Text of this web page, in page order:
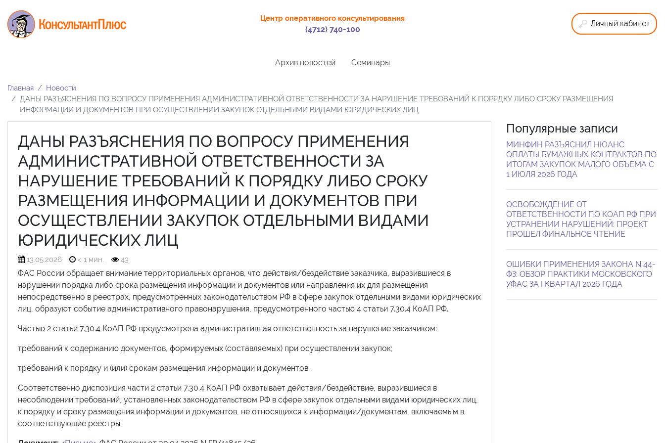
Центр оперативного консультирования
(4712) 740-100
Личный кабинет
Архив новостей Семинары
Главная
Новости
ДАНЫ РАЗЪЯСНЕНИЯ ПО ВОПРОСУ ПРИМЕНЕНИЯ АДМИНИСТРАТИВНОЙ ОТВЕТСТВЕННОСТИ ЗА НАРУШЕНИЕ ТРЕБОВАНИЙ К ПОРЯДКУ ЛИБО СРОКУ РАЗМЕЩЕНИЯ
ИНФОРМАЦИИ И ДОКУМЕНТОВ ПРИ ОСУЩЕСТВЛЕНИИ ЗАКУПОК ОТДЕЛЬНЫМИ ВИДАМИ ЮРИДИЧЕСКИХ ЛИЦ
ДАНЫ РАЗЪЯСНЕНИЯ ПО ВОПРОСУ ПРИМЕНЕНИЯ
АДМИНИСТРАТИВНОЙ ОТВЕТСТВЕННОСТИ ЗА
НАРУШЕНИЕ ТРЕБОВАНИЙ К ПОРЯДКУ ЛИБО СРОКУ
РАЗМЕЩЕНИЯ ИНФОРМАЦИИ И ДОКУМЕНТОВ ПРИ
ОСУЩЕСТВЛЕНИИ ЗАКУПОК ОТДЕЛЬНЫМИ ВИДАМИ
ЮРИДИЧЕСКИХ ЛИЦ
13.05.2026 < 1 мин. 43
ФАС России обращает внимание территориальных органов, что действия/бездействие заказчика, выразившиеся в
нарушении порядка либо срока размещения информации и документов или направления их для размещения
непосредственно в реестрах, предусмотренных законодательством РФ в сфере закупок отдельными видами юридических
лиц, образуют событие административного правонарушения, предусмотренного частью 4 статьи 7.30.4 КоАП РФ.
Частью 2 статьи 7.30.4 КоАП РФ предусмотрена административная ответственность за нарушение заказчиком:
требований к содержанию документов, формируемых (составляемых) при осуществлении закупок;
требований к порядку и (или) срокам размещения информации и документов.
Соответственно диспозиция части 2 статьи 7.30.4 КоАП РФ охватывает действия/бездействие, выразившиеся в
несоблюдении требований, установленных законодательством РФ в сфере закупок отдельными видами юридических лиц,
к порядку и сроку размещения информации и документов, не относящихся к информации/документам, включаемым в
соответствующие реестры.
Популярные записи
МИНФИН РАЗЪЯСНИЛ НЮАНС
ОПЛАТЫ БУМАЖНЫХ КОНТРАКТОВ ПО
ИТОГАМ ЗАКУПОК МАЛОГО ОБЪЕМА С
1 ИЮЛЯ 2026 ГОДА
ОСВОБОЖДЕНИЕ ОТ
ОТВЕТСТВЕННОСТИ ПО КОАП РФ ПРИ
УСТРАНЕНИИ НАРУШЕНИЙ: ПРОЕКТ
ПРОШЕЛ ФИНАЛЬНОЕ ЧТЕНИЕ
ОШИБКИ ПРИМЕНЕНИЯ ЗАКОНА N 44-
ФЗ: ОБЗОР ПРАКТИКИ МОСКОВСКОГО
УФАС ЗА I КВАРТАЛ 2026 ГОДА